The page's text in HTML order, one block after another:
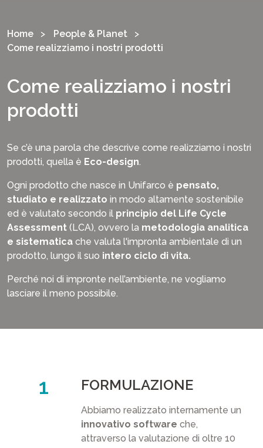
Home
People & Planet
Come realizziamo i nostri prodotti
Come realizziamo i nostri
prodotti
Se c’è una parola che descrive come realizziamo i nostri
prodotti, quella è Eco-design.
Ogni prodotto che nasce in Unifarco è pensato,
studiato e realizzato in modo altamente sostenibile
ed è valutato secondo il principio del Life Cycle
Assessment (LCA), ovvero la metodologia analitica
e sistematica che valuta l'impronta ambientale di un
prodotto, lungo il suo intero ciclo di vita.
Perché noi di impronte nell’ambiente, ne vogliamo
lasciare il meno possibile.
FORMULAZIONE
Abbiamo realizzato internamente un
innovativo software che,
attraverso la valutazione di oltre 10